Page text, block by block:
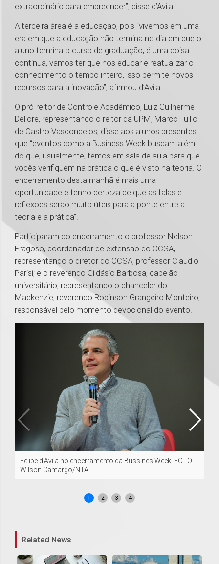
extraordinário para empreender”, disse d’Avila.
A terceira área é a educação, pois “vivemos em uma
era em que a educação não termina no dia em que o
aluno termina o curso de graduação, é uma coisa
contínua, vamos ter que nos educar e reatualizar o
conhecimento o tempo inteiro, isso permite novos
recursos para a inovação”, afirmou d’Avila.
O pró-reitor de Controle Acadêmico, Luiz Guilherme
Dellore, representando o reitor da UPM, Marco Tullio
de Castro Vasconcelos, disse aos alunos presentes
que “eventos como a Business Week buscam além
do que, usualmente, temos em sala de aula para que
vocês verifiquem na prática o que é visto na teoria. O
encerramento desta manhã é mais uma
oportunidade e tenho certeza de que as falas e
reflexões serão muito úteis para a ponte entre a
teoria e a prática”.
Participaram do encerramento o professor Nelson
Fragoso, coordenador de extensão do CCSA,
representando o diretor do CCSA, professor Claudio
Parisi; e o reverendo Gildásio Barbosa, capelão
universitário, representando o chanceler do
Mackenzie, reverendo Robinson Grangeiro Monteiro,
responsável pelo momento devocional do evento.
Felipe d'Avila no encerramento da Bussines Week. FOTO:
Wilson Camargo/NTAI
1 2 3 4
Related News